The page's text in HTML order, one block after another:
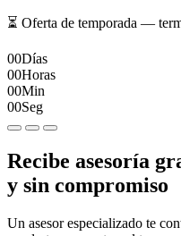
⏳ Oferta de temporada —
00Días
00Horas
00Min
00Seg
Recibe asesoría
y sin compromiso
Un asesor especializado te